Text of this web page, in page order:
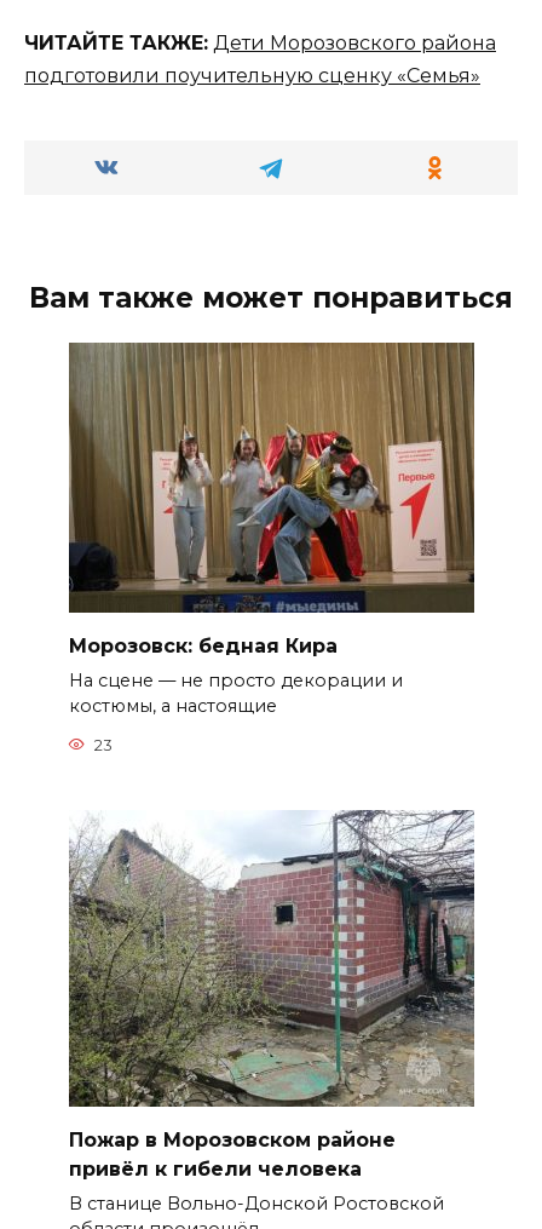
ЧИТАЙТЕ ТАКЖЕ: Дети Морозовского района
подготовили поучительную сценку «Семья»
Вам также может понравиться
Морозовск: бедная Кира
На сцене — не просто декорации и
костюмы, а настоящие
23
Пожар в Морозовском районе
привёл к гибели человека
В станице Вольно-Донской Ростовской